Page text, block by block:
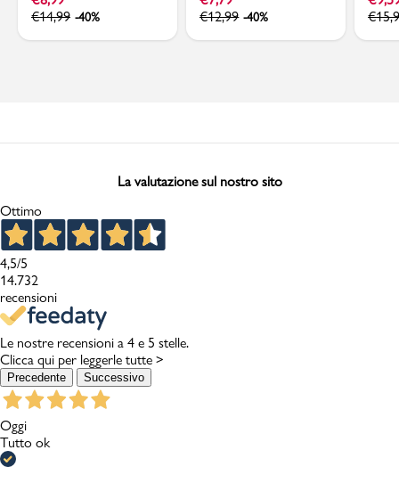
€14,99 -40%
€12,99 -40%
€
La valutazione sul nostro sito
Ottimo
4,5/5
14.732
recensioni
Le nostre recensioni a 4 e 5 stelle.
Clicca qui per leggerle tutte >
Precedente Successivo
Oggi
Tutto ok